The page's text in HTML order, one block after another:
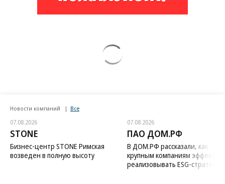
Новости компаний Все
07.08.2026
STONE
Бизнес-центр STONE Римская
возведен в полную высоту
07.08.2026
ПАО ДОМ.РФ
В ДОМ.РФ рассказали, как
крупным компаниям
реализовывать ESG-стратегию